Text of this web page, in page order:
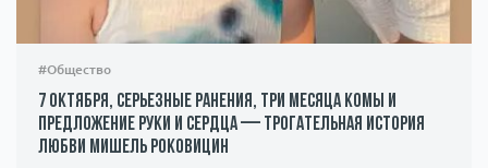
#Общество
7 октября, серьезные ранения, три месяца комы и
предложение руки и сердца — трогательная история
любви Мишель Роковицин